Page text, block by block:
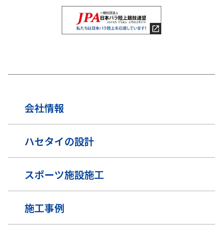
会社情報
ハセタイの設計
スポーツ施設施工
施工事例